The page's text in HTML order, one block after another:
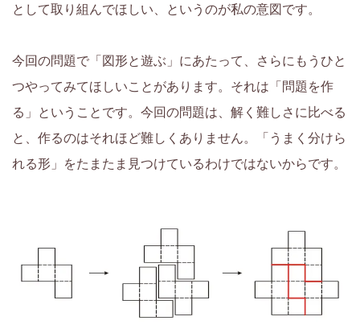
として取り組んでほしい、というのが私の意図です。
今回の問題で「図形と遊ぶ」にあたって、さらにもうひと
つやってみてほしいことがあります。それは「問題を作
る」ということです。今回の問題は、解く難しさに比べる
と、作るのはそれほど難しくありません。「うまく分けら
れる形」をたまたま見つけているわけではないからです。